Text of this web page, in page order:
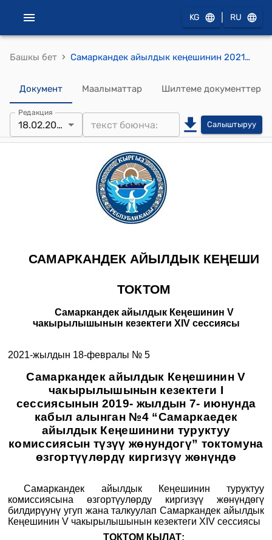
KG RU
Башкы бет › Самаркандек айылдык кеңешинин 2021-жылдын 18-февралындагы № 5 "Самаркандек айылдык Кеңешинин V чакырылышынын кезектеги I сессиясынын 2019- жылдын 7- июнунда кабыл алынган №4 “Самаркаедек айылдык Кеңешинини туруктуу комиссиясын түзүү жөнундогү” токтомуна өзгортүүлөрдү киргизүү жөнүндө" токтому
Документ Маалыматтар Шилтеме документтер
Редакция
18.02.2021 Салыштыруу